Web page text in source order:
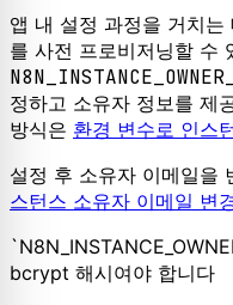
앱 내 설정 과정을 거치
를 사전 프로비저닝할 수
정하고 소유자 정보를 제
방식은 환경 변수로 인스
설정 후 소유자 이메일을
스턴스 소유자 이메일 변
bcrypt 해시여야 합니다